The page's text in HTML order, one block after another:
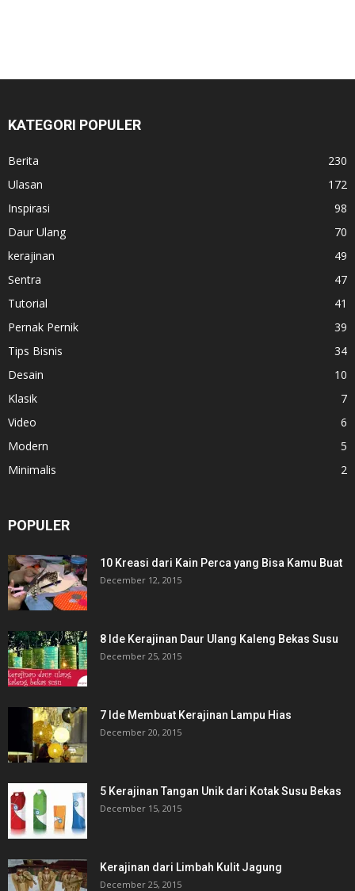
KATEGORI POPULER
Berita
230
Ulasan
172
Inspirasi
98
Daur Ulang
70
kerajinan
49
Sentra
47
Tutorial
41
Pernak Pernik
39
Tips Bisnis
34
Desain
10
Klasik
7
Video
6
Modern
5
Minimalis
2
POPULER
10 Kreasi dari Kain Perca yang Bisa Kamu Buat
December 12, 2015
8 Ide Kerajinan Daur Ulang Kaleng Bekas Susu
December 25, 2015
7 Ide Membuat Kerajinan Lampu Hias
December 20, 2015
5 Kerajinan Tangan Unik dari Kotak Susu Bekas
December 15, 2015
Kerajinan dari Limbah Kulit Jagung
December 25, 2015